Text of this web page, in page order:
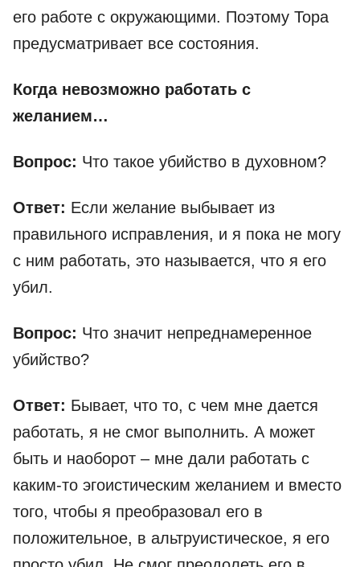
его работе с окружающими. Поэтому Тора
предусматривает все состояния.
Когда невозможно работать с
желанием…
Вопрос: Что такое убийство в духовном?
Ответ: Если желание выбывает из
правильного исправления, и я пока не могу
с ним работать, это называется, что я его
убил.
Вопрос: Что значит непреднамеренное
убийство?
Ответ: Бывает, что то, с чем мне дается
работать, я не смог выполнить. А может
быть и наоборот – мне дали работать с
каким-то эгоистическим желанием и вместо
того, чтобы я преобразовал его в
положительное, в альтруистическое, я его